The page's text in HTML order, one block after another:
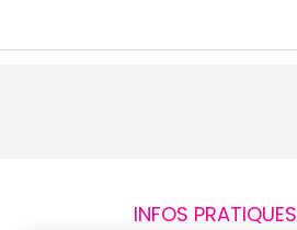
INFOS PRATIQUES